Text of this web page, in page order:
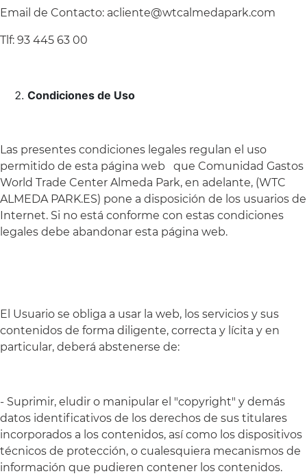
Email de Contacto: acliente@wtcalmedapark.com
Tlf: 93 445 63 00
Condiciones de Uso
Las presentes condiciones legales regulan el uso
permitido de esta página web que Comunidad Gastos
World Trade Center Almeda Park, en adelante, (WTC
ALMEDA PARK.ES) pone a disposición de los usuarios de
Internet. Si no está conforme con estas condiciones
legales debe abandonar esta página web.
El Usuario se obliga a usar la web, los servicios y sus
contenidos de forma diligente, correcta y lícita y en
particular, deberá abstenerse de:
- Suprimir, eludir o manipular el "copyright" y demás
datos identificativos de los derechos de sus titulares
incorporados a los contenidos, así como los dispositivos
técnicos de protección, o cualesquiera mecanismos de
información que pudieren contener los contenidos.